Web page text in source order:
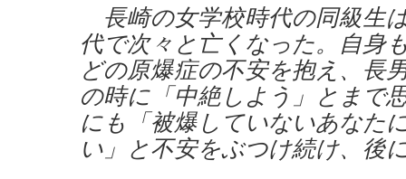
長崎の女学校時代の同級生
代で次々と亡くなった。自身
どの原爆症の不安を抱え、長
の時に「中絶しよう」とまで
にも「被爆していないあなた
い」と不安をぶつけ続け、後